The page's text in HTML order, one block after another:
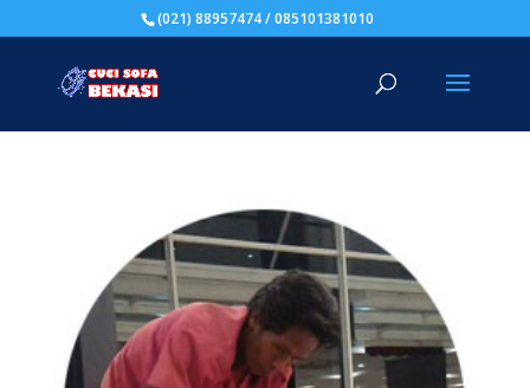
(021) 88957474 / 085101381010